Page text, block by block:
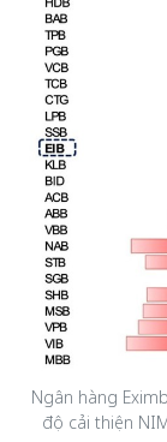
Ngân hàng
độ cải thiện